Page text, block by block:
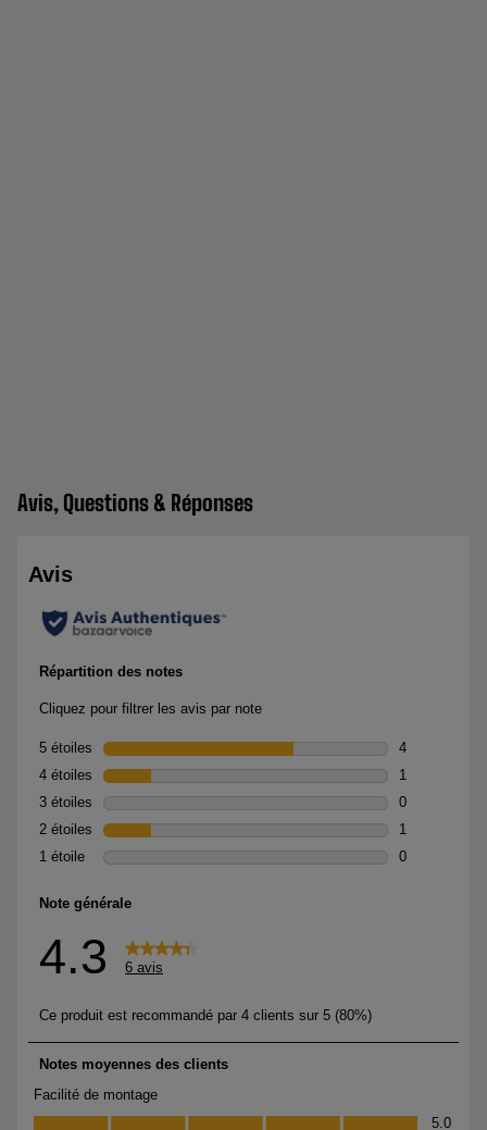
Avis, Questions & Réponses